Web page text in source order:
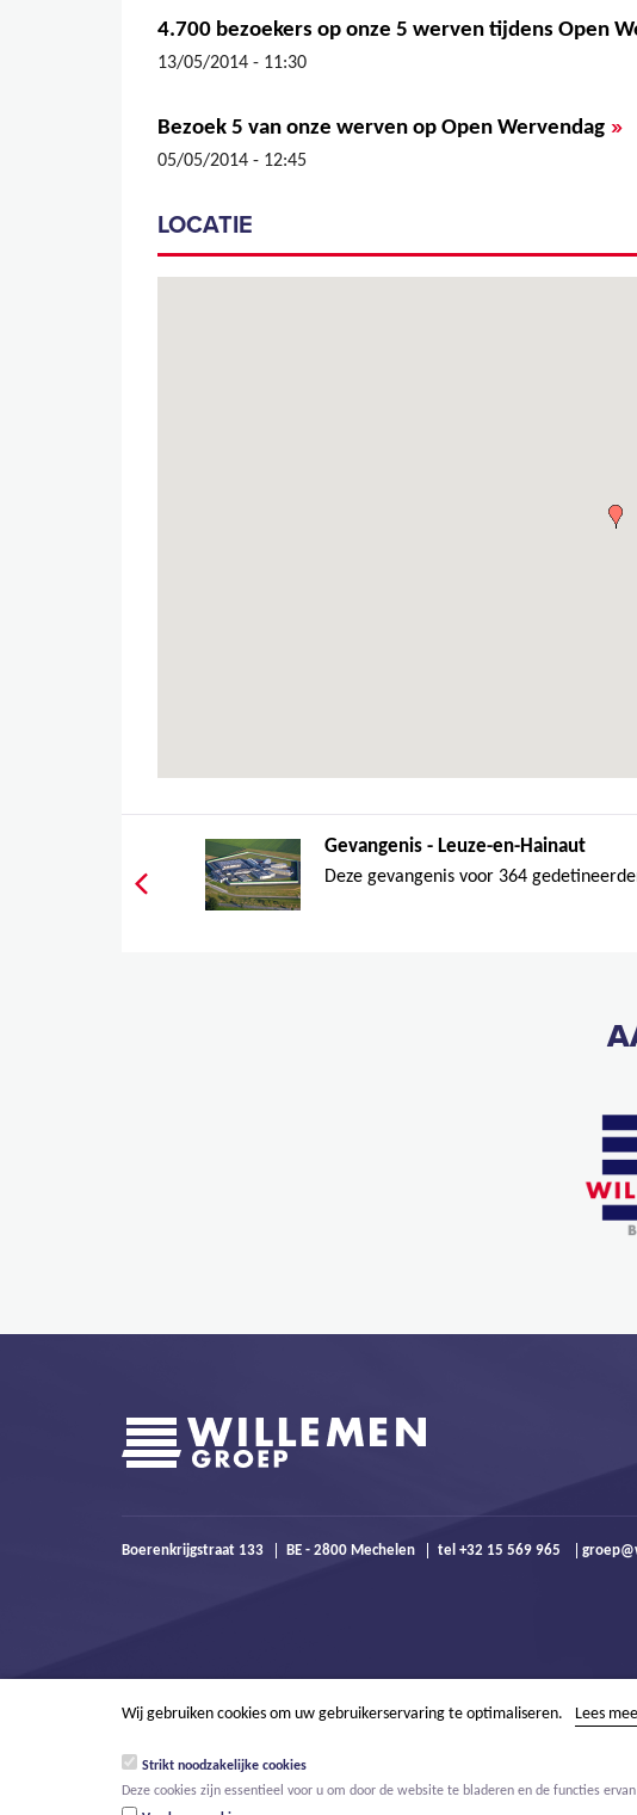
4.700 bezoekers op onze 5 werven tijdens Open
13/05/2014 - 11:30
Bezoek 5 van onze werven op Open Wervendag »
05/05/2014 - 12:45
LOCATIE
Gevangenis - Leuze-en-Hainaut
Deze gevangenis voor 364
Boerenkrijgstraat 133 BE - 2800 Mechelen tel +32 15 569 965
Wij gebruiken cookies om uw gebruikerservaring te optimaliseren. Lees
Strikt noodzakelijke cookies
Deze cookies zijn essentieel voor u om door de website te bladeren en de functies